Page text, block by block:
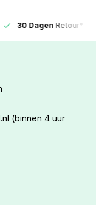
30 DagenRetour*
(binnen 4 uur